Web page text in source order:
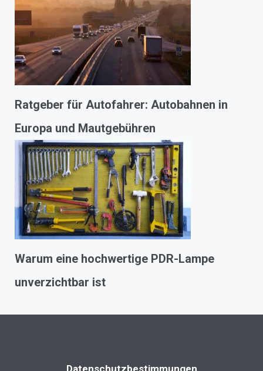
Ratgeber für Autofahrer: Autobahnen in
Europa und Mautgebühren
Warum eine hochwertige PDR-Lampe
unverzichtbar ist
Datenschutzbestimmungen